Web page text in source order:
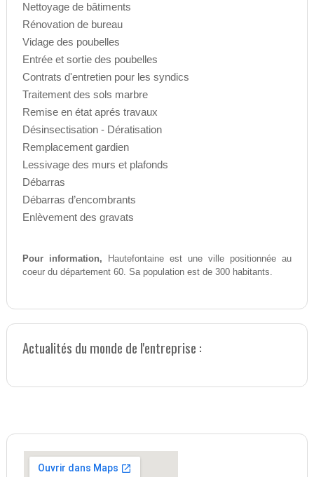
Nettoyage de bâtiments
Rénovation de bureau
Vidage des poubelles
Entrée et sortie des poubelles
Contrats d'entretien pour les syndics
Traitement des sols marbre
Remise en état aprés travaux
Désinsectisation - Dératisation
Remplacement gardien
Lessivage des murs et plafonds
Débarras
Débarras d’encombrants
Enlèvement des gravats
Pour information, Hautefontaine est une ville positionnée au
coeur du département 60. Sa population est de 300 habitants.
Actualités du monde de l'entreprise :